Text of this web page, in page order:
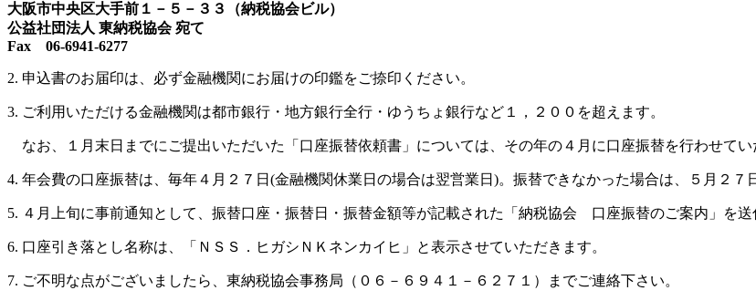
大阪市中央区大手前１－５－３３（納税協会ビル）
公益社団法人 東納税協会 宛て
Fax 06-6941-6277
2. 申込書のお届印は、必ず金融機関にお届けの印鑑をご捺印ください。
3. ご利用いただける金融機関は都市銀行・地方銀行全行・ゆうちょ銀行など１，２００を超えます。
なお、１月末日までにご提出いただいた「口座振替依頼書」については、その年の４月に口座振替を行わせてい
4. 年会費の口座振替は、毎年４月２７日(金融機関休業日の場合は翌営業日)。振替できなかった場合は、５月２７
5. ４月上旬に事前通知として、振替口座・振替日・振替金額等が記載された「納税協会 口座振替のご案内」を送
6. 口座引き落とし名称は、「ＮＳＳ．ヒガシＮＫネンカイヒ」と表示させていただきます。
7. ご不明な点がございましたら、東納税協会事務局（０６－６９４１－６２７１）までご連絡下さい。